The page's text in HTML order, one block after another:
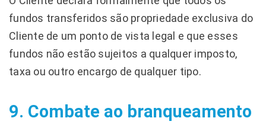
fundos transferidos são propriedade exclusiva do
Cliente de um ponto de vista legal e que esses
fundos não estão sujeitos a qualquer imposto,
taxa ou outro encargo de qualquer tipo.
9. Combate ao branqueamento